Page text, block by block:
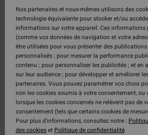
Nos partenaires et nous-mêmes utilisons des
technologie équivalente pour stocker et/ou
informations sur votre appareil. Ces informations
(comme vos données de navigation et votre
être utilisées pour vous présenter des
personnalisés ; pour mesurer la performance
contenu ; pour personnaliser les publicités ; et en
sur leur audience ; pour développer et améliorer
partenaires. Vous pouvez paramétrer vos choix
non les cookies soumis à votre consentement, ou
lorsque les cookies concernés ne relèvent pas de
consentement (tels que certains cookies de
Pour plus d'informations, consultez notre :
des cookieset Politique de confidentialité